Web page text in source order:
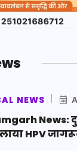
NEWS
News:
HPV